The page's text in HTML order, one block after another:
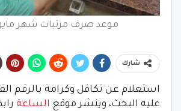
موعد صرف مرتبات شهر مايو
شارك
عليه البحث، وينشر موقع الساعة